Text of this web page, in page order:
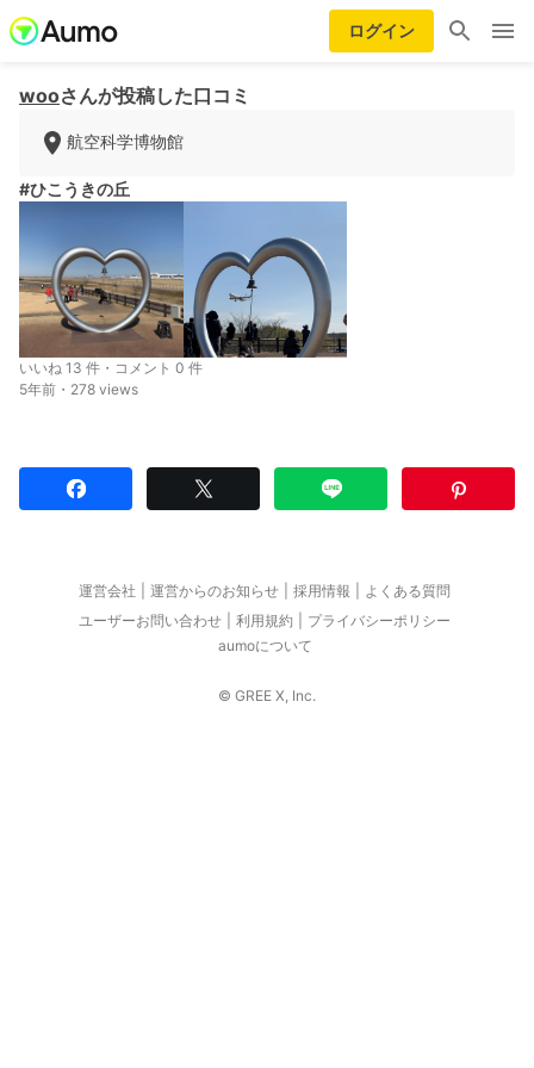
ログイン
wooさんが投稿した口コミ
航空科学博物館
#ひこうきの丘
いいね 13 件・コメント 0 件
5年前・278 views
運営会社 運営からのお知らせ 採用情報
よくある質問
ユーザーお問い合わせ
利用規約
プライバシーポリシー
aumoについて
© GREE X, Inc.